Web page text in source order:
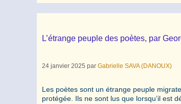
L’étrange peuple des poètes, par
24 janvier 2025 par Gabrielle SAVA (DANOUX)
Les poètes sont un étrange peuple
protégée. Ils ne sont lus que lorsqu’il est